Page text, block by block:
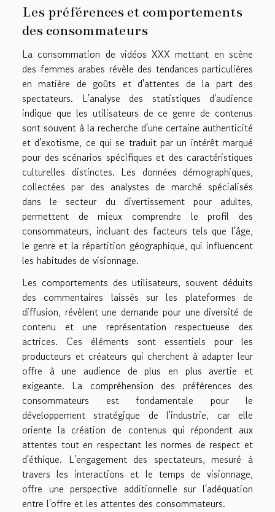
Les préférences et comportements
des consommateurs
La consommation de vidéos XXX mettant en scène
des femmes arabes révèle des tendances particulières
en matière de goûts et d'attentes de la part des
spectateurs. L'analyse des statistiques d'audience
indique que les utilisateurs de ce genre de contenus
sont souvent à la recherche d'une certaine authenticité
et d'exotisme, ce qui se traduit par un intérêt marqué
pour des scénarios spécifiques et des caractéristiques
culturelles distinctes. Les données démographiques,
collectées par des analystes de marché spécialisés
dans le secteur du divertissement pour adultes,
permettent de mieux comprendre le profil des
consommateurs, incluant des facteurs tels que l'âge,
le genre et la répartition géographique, qui influencent
les habitudes de visionnage.
Les comportements des utilisateurs, souvent déduits
des commentaires laissés sur les plateformes de
diffusion, révèlent une demande pour une diversité de
contenu et une représentation respectueuse des
actrices. Ces éléments sont essentiels pour les
producteurs et créateurs qui cherchent à adapter leur
offre à une audience de plus en plus avertie et
exigeante. La compréhension des préférences des
consommateurs est fondamentale pour le
développement stratégique de l'industrie, car elle
oriente la création de contenus qui répondent aux
attentes tout en respectant les normes de respect et
d'éthique. L'engagement des spectateurs, mesuré à
travers les interactions et le temps de visionnage,
offre une perspective additionnelle sur l'adéquation
entre l'offre et les attentes des consommateurs.